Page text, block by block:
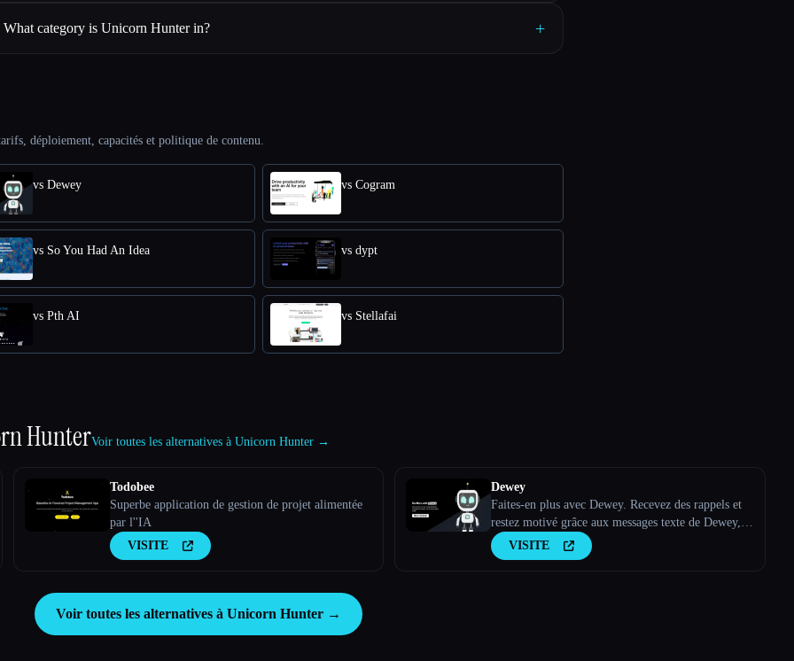
What category is Unicorn Hunter in? +
déploiement, capacités et politique de contenu.
vs Dewey vs Cogram
vs So You Had An Idea vs dypt
vs Pth AI vs Stellafai
HunterVoir toutes les alternatives à Unicorn Hunter →
Todobee
Superbe application de gestion de projet alimentée
par l''IA
VISITE
Dewey
Faites-en plus avec Dewey. Recevez des rappels et
restez motivé grâce aux messages texte de Dewey,
votre ami responsable de l''IA.
VISITE
Voir toutes les alternatives à Unicorn Hunter →